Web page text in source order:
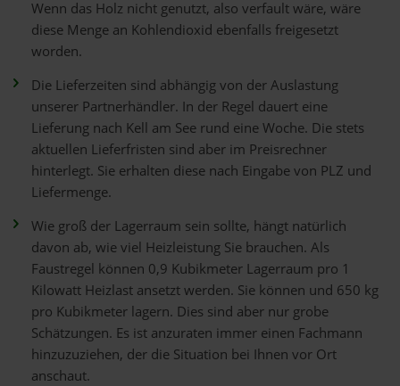
Wenn das Holz nicht genutzt, also verfault wäre, wäre
diese Menge an Kohlendioxid ebenfalls freigesetzt
worden.
Die Lieferzeiten sind abhängig von der Auslastung
unserer Partnerhändler. In der Regel dauert eine
Lieferung nach Kell am See rund eine Woche. Die stets
aktuellen Lieferfristen sind aber im Preisrechner
hinterlegt. Sie erhalten diese nach Eingabe von PLZ und
Liefermenge.
Wie groß der Lagerraum sein sollte, hängt natürlich
davon ab, wie viel Heizleistung Sie brauchen. Als
Faustregel können 0,9 Kubikmeter Lagerraum pro 1
Kilowatt Heizlast ansetzt werden. Sie können und 650 kg
pro Kubikmeter lagern. Dies sind aber nur grobe
Schätzungen. Es ist anzuraten immer einen Fachmann
hinzuzuziehen, der die Situation bei Ihnen vor Ort
anschaut.